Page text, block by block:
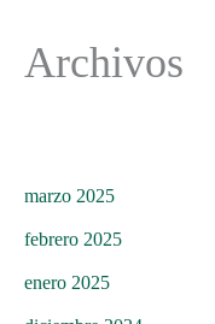
Archivos
marzo 2025
febrero 2025
enero 2025